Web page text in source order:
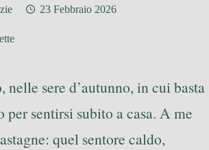
23 Febbraio 2026
nelle sere d’autunno, in cui basta
sentirsi subito a casa. A me
quel sentore caldo,